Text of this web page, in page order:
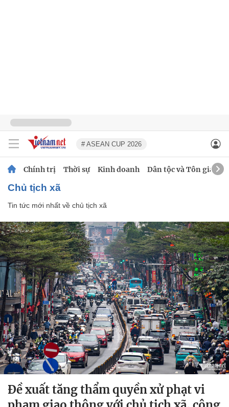
# ASEAN CUP 2026
Chính trị Thời sự Kinh doanh Dân tộc và Tôn giáo
chủ tịch xã
Tin tức mới nhất về chủ tịch xã
Đề xuất tăng thẩm quyền xử phạt vi